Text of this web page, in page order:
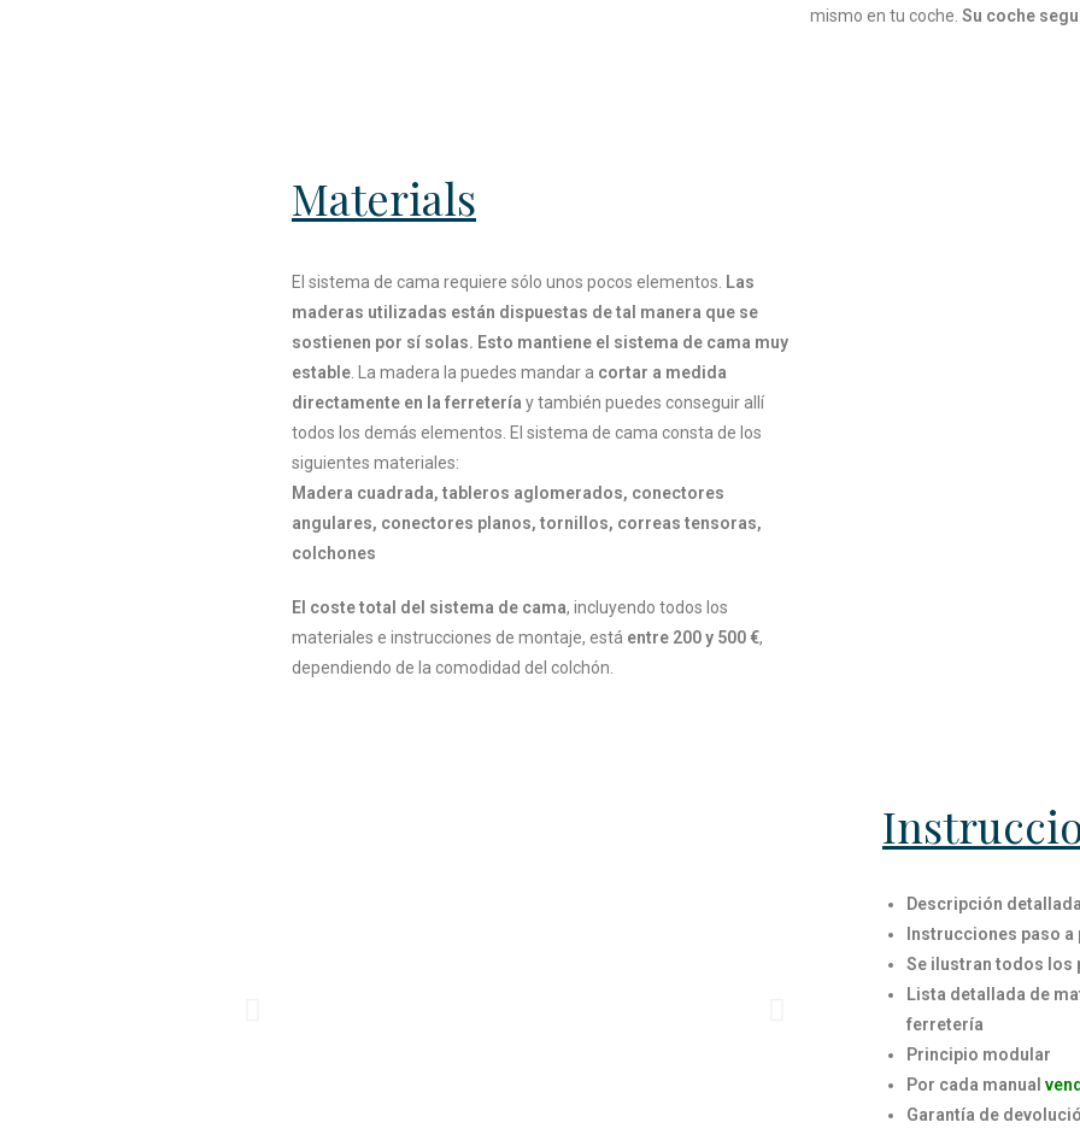
mismo en tu coche. Su coche
Materials
El sistema de cama requiere sólo unos pocos elementos. Las
maderas utilizadas están dispuestas de tal manera que se
sostienen por sí solas. Esto mantiene el sistema de cama muy
estable . La madera la puedes mandar a cortar a medida
directamente en la ferretería y también puedes conseguir allí
todos los demás elementos. El sistema de cama consta de los
siguientes materiales:
Madera cuadrada, tableros aglomerados, conectores
angulares, conectores planos, tornillos, correas tensoras,
colchones
El coste total del sistema de cama, incluyendo todos los
materiales e instrucciones de montaje, está entre 200 y 500 €,
dependiendo de la comodidad del colchón.
Descripción
Instrucciones paso a
Se ilustran todos los
Lista detallada de
ferretería
Principio modular
Por cada manual
Garantía de